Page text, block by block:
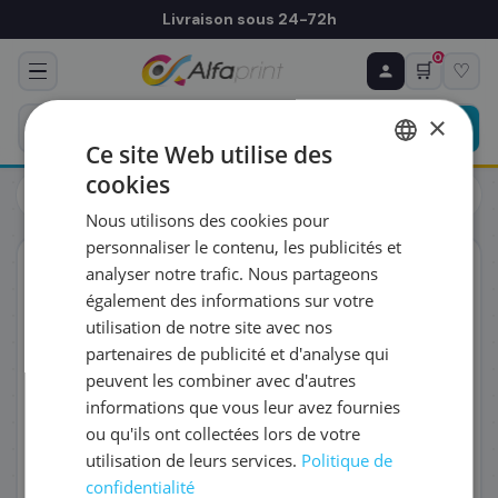
Livraison sous 24-72h
🛒
0
♡
Cartouches
Canon
ORIGINAL
♻ COMMANDE RÉCURRENTE
Prévoyez & économisez
Programmez votre prochain achat — notre équipe
vous prépare un devis personnalisé
RÉFÉRENCE DU PRODUIT
FRÉQUENCE
QUANTITÉ PAR LIVRAISON
DATE DE PREMIÈRE LIVRAISON SOUHAITÉE
×
Ce site Web utilise des
cookies
Nous utilisons des cookies pour
personnaliser le contenu, les publicités et
analyser notre trafic. Nous partageons
également des informations sur votre
utilisation de notre site avec nos
partenaires de publicité et d'analyse qui
peuvent les combiner avec d'autres
informations que vous leur avez fournies
ou qu'ils ont collectées lors de votre
utilisation de leurs services. Politique de
confidentialité